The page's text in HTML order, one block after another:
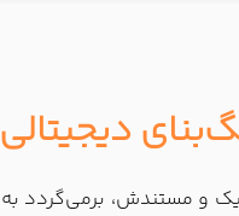
دیجیتالی